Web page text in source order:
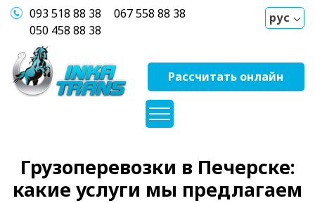
093 518 88 38
067 558 88 38
050 458 88 38
рус
Рассчитать онлайн
Грузоперевозки в Печерске:
какие услуги мы предлагаем